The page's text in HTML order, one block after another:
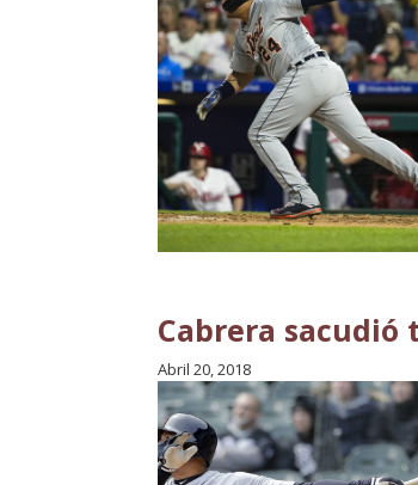
Cabrera
Abril 20, 2018